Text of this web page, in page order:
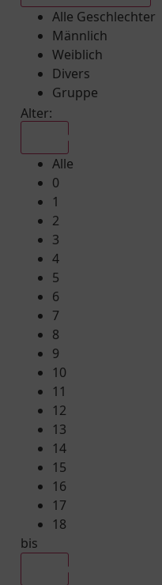
Alle Geschlechter
Männlich
Weiblich
Divers
Gruppe
Alter:
Alle
0
1
2
3
4
5
6
7
8
9
10
11
12
13
14
15
16
17
18
bis